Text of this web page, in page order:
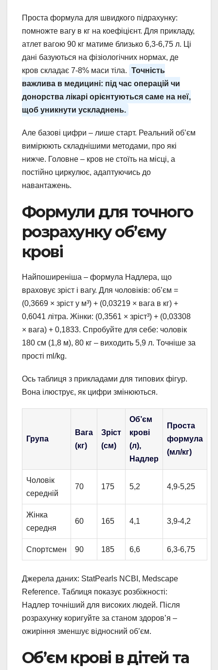
Проста формула для швидкого підрахунку:
помножте вагу в кг на коефіцієнт. Для прикладу,
атлет вагою 90 кг матиме близько 6,3-6,75 л. Ці
дані базуються на фізіологічних нормах, де
кров складає 7-8% маси тіла. Точність
важлива в медицині: під час операцій чи
донорства лікарі орієнтуються саме на неї,
щоб уникнути ускладнень.
Але базові цифри – лише старт. Реальний об’єм
вимірюють складнішими методами, про які
нижче. Головне – кров не стоїть на місці, а
постійно циркулює, адаптуючись до
навантажень.
Формули для точного
розрахунку об’єму
крові
Найпоширеніша – формула Надлера, що
враховує зріст і вагу. Для чоловіків: об’єм =
(0,3669 × зріст у м³) + (0,03219 × вага в кг) +
0,6041 літра. Жінки: (0,3561 × зріст³) + (0,03308
× вага) + 0,1833. Спробуйте для себе: чоловік
180 см (1,8 м), 80 кг – виходить 5,9 л. Точніше за
прості ml/kg.
Ось таблиця з прикладами для типових фігур.
Вона ілюструє, як цифри змінюються.
Група
Вага
(кг)
Зріст
(см)
Об’єм
крові
(л),
Надлер
Проста
формула
(мл/кг)
Чоловік
середній
70 175 5,2 4,9-5,25
Жінка
середня
60 165 4,1 3,9-4,2
Спортсмен 90 185 6,6 6,3-6,75
Джерела даних: StatPearls NCBI, Medscape
Reference. Таблиця показує розбіжності:
Надлер точніший для високих людей. Після
розрахунку коригуйте за станом здоров’я –
ожиріння зменшує відносний об’єм.
Об’єм крові в дітей та